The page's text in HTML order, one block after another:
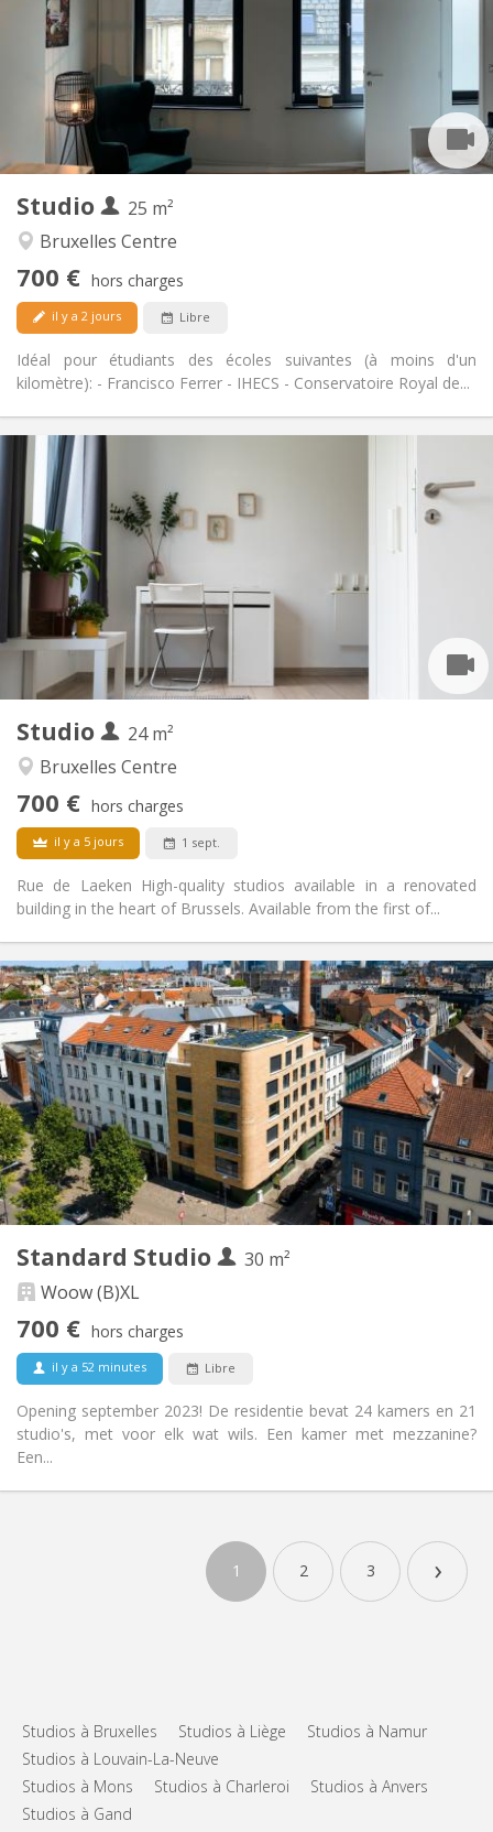
Studio
25 m²
Bruxelles Centre
700 € hors charges
il y a 2 jours Libre
Idéal pour étudiants des écoles suivantes (à moins d'un
kilomètre): - Francisco Ferrer - IHECS - Conservatoire Royal de...
Non
Aménagement
Salle de bain:
Privée
Cuisine:
Commune
Superficie:
25 m
2
Pièces privées:
2
Chaleureuse, communautaire, calme,
Studio
24 m²
Bruxelles Centre
700 € hors charges
il y a 5 jours 1 sept.
Rue de Laeken High-quality studios available in a renovated
building in the heart of Brussels. Available from the first of...
Infos Pratiques
Loyer:
700 €
Charges:
12 mois
Domiciliation:
Aménagement
Cuisine:
Dans la chambre
Superficie:
24 m
2
Pièces privées:
1
Standard Studio
30 m²
Woow (B)XL
700 € hors charges
il y a 52 minutes Libre
Opening september 2023! De residentie bevat 24 kamers en 21
studio's, met voor elk wat wils. Een kamer met mezzanine?
Een...
Infos Pratiques
Loyer:
700 €
Charges:
175 €
Durée:
12 mois
Domiciliation:
Non
Aménagement
Salle de bain:
Privée
Cuisine:
Dans la chambre
Superficie:
30 m
2
Pièces privées:
1
1 2 3 ›
Studios à Bruxelles Studios à Liège
Studios à Namur
Studios à Louvain-La-Neuve
Studios à Mons
Studios à Charleroi
Studios à Anvers
Studios à Gand